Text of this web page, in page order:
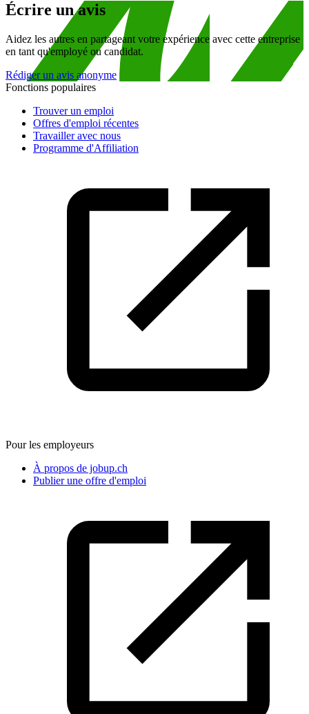
Écrire un avis
Aidez les autres en partageant votre expérience avec cette entreprise
en tant qu'employé ou candidat.
Rédiger un avis anonyme
Fonctions populaires
Trouver un emploi
Offres d'emploi récentes
Travailler avec nous
Programme d'Affiliation
Pour les employeurs
À propos de jobup.ch
Publier une offre d'emploi